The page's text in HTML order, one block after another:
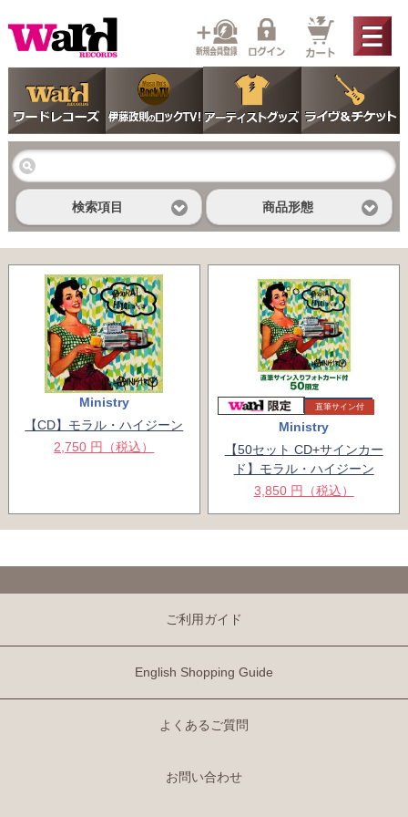
検索項目 商品形態
Ministry
【CD】モラル・ハイジーン
2,750 円（税込）
直筆サイン付
Ministry
【50セット CD+サインカー
ド】モラル・ハイジーン
3,850 円（税込）
ご利用ガイド
English Shopping Guide
よくあるご質問
お問い合わせ